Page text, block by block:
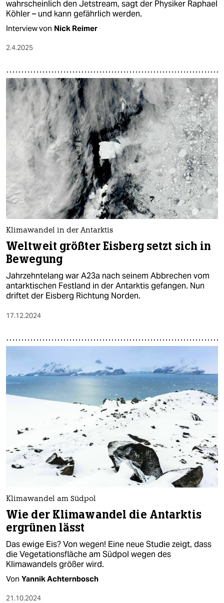
wahrscheinlich den Jetstream, sagt der Physiker Raphael
Köhler – und kann gefährlich werden.
Interview von Nick Reimer
2.4.2025
Klimawandel in der Antarktis
Weltweit größter Eisberg setzt sich in
Bewegung
Jahrzehntelang war A23a nach seinem Abbrechen vom
antarktischen Festland in der Antarktis gefangen. Nun
driftet der Eisberg Richtung Norden.
17.12.2024
Klimawandel am Südpol
Wie der Klimawandel die Antarktis
ergrünen lässt
Das ewige Eis? Von wegen! Eine neue Studie zeigt, dass
die Vegetations­fläche am Südpol wegen des
Klimawandels größer wird.
Von Yannik Achternbosch
21.10.2024